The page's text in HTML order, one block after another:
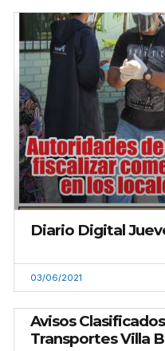
Diario Digital
03/06/2021
Avisos
Transportes Villa